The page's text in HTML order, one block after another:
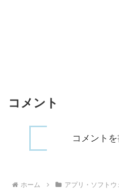
コメント
コメント
ホーム アプリ・ソフトウ